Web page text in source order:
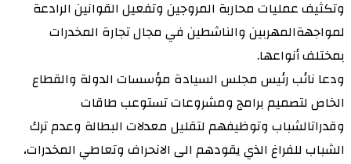
وتكثيف عمليات محاربة المروجين وتفعيل القوانين الرادعة
لمواجهةالمهربين والناشطين في مجال تجارة المخدرات
بمختلف أنواعها.
ودعا نائب رئيس مجلس السيادة مؤسسات الدولة والقطاع
الخاص لتصميم برامج ومشروعات تستوعب طاقات
وقدراتالشباب وتوظيفهم لتقليل معدلات البطالة وعدم ترك
الشباب للفراغ الذي يقودهم الى الانحراف وتعاطي المخدرات،